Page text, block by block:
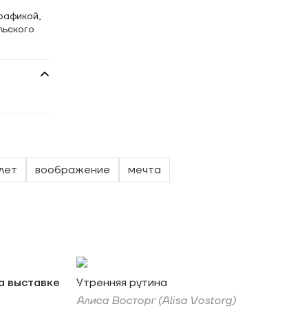
воображение мечта
выставке
Утренняя рутина
Алиса Восторг (Alisa Vostorg)